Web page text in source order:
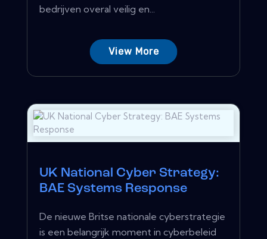
bedrijven overal veilig en...
View More
UK National Cyber ​​Strategy:
BAE Systems Response
De nieuwe Britse nationale cyberstrategie
is een belangrijk moment in cyberbeleid